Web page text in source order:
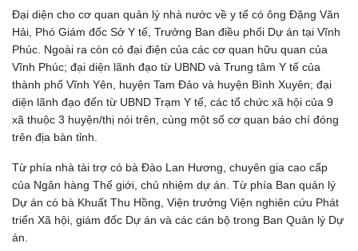
Đại diện cho cơ quan quản lý nhà nước về y tế có ông Đặng Văn
Hải, Phó Giám đốc Sở Y tế, Trưởng Ban điều phối Dự án tại Vĩnh
Phúc. Ngoài ra còn có đại điện của các cơ quan hữu quan của
Vĩnh Phúc; đại diện lãnh đạo từ UBND và Trung tâm Y tế của
thành phố Vĩnh Yên, huyện Tam Đảo và huyện Bình Xuyên; đại
diện lãnh đạo đến từ UBND Trạm Y tế, các tổ chức xã hội của 9
xã thuộc 3 huyện/thị nói trên, cùng một số cơ quan báo chí đóng
trên địa bàn tỉnh.
Từ phía nhà tài trợ có bà Đào Lan Hương, chuyên gia cao cấp
của Ngân hàng Thế giới, chủ nhiệm dự án. Từ phía Ban quản lý
Dự án có bà Khuất Thu Hồng, Viện trưởng Viện nghiên cứu Phát
triển Xã hội, giám đốc Dự án và các cán bộ trong Ban Quản lý Dự
án.